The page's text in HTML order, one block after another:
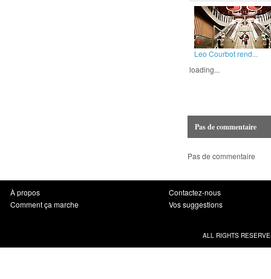
Leo Courbot rend...
loading...
Pas de commentaire
Pas de commentaire
À propos
Comment ça marche
Contactez-nous
Vos suggestions
ALL RIGHTS